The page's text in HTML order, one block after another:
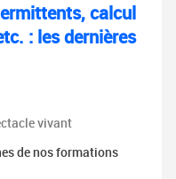
calcul
: les dernières
vivant
de nos formations